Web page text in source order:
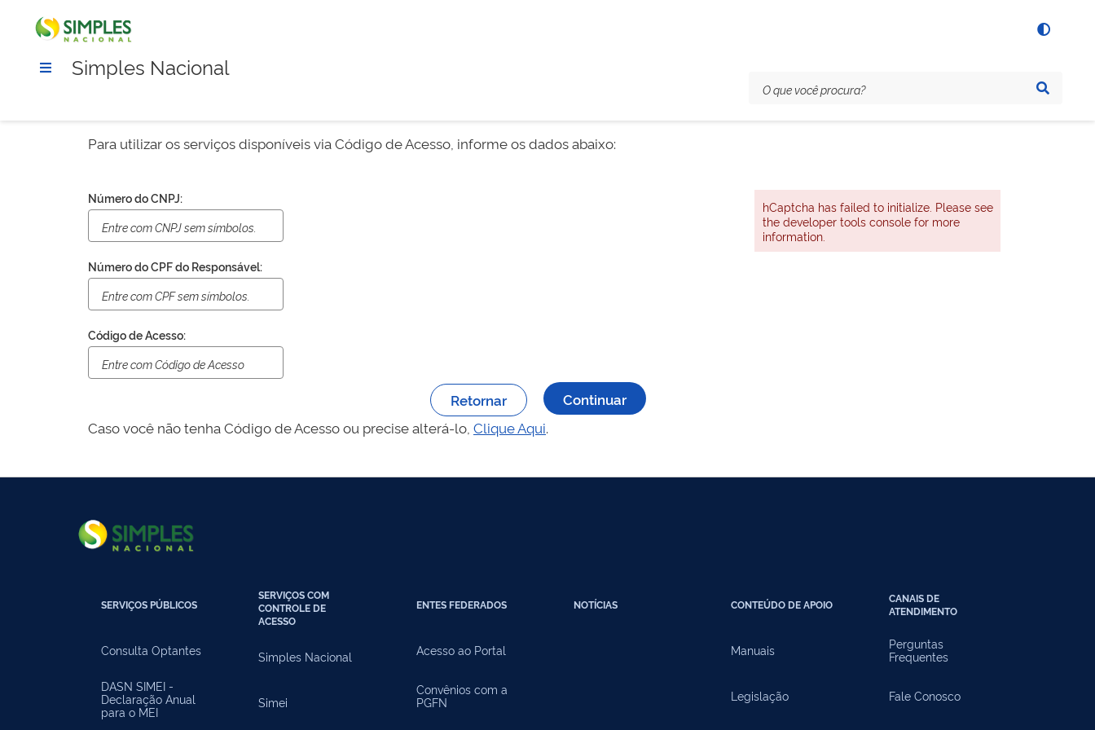
Simples Nacional
Para utilizar os serviços disponíveis via Código de Acesso, informe os dados abaixo:
hCaptcha has failed to initialize. Please see
the developer tools console for more
information.
Número do CNPJ:
Número do CPF do Responsável:
Código de Acesso:
Retornar
Caso você não tenha Código de Acesso ou precise alterá-lo, Clique Aqui.
SERVIÇOS PÚBLICOS
Consulta Optantes
DASN SIMEI -
Declaração Anual
para o MEI
SERVIÇOS COM
CONTROLE DE
ACESSO
Simples Nacional
Simei
ENTES FEDERADOS
Acesso ao Portal
Convênios com a
PGFN
NOTÍCIAS CONTEÚDO DE APOIO
Manuais
Legislação
CANAIS DE
ATENDIMENTO
Perguntas
Frequentes
Fale Conosco